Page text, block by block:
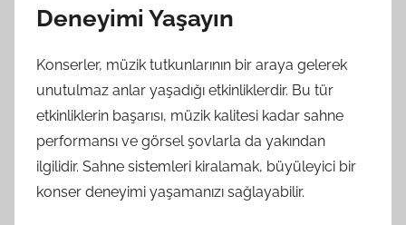
Deneyimi Yaşayın
Konserler, müzik tutkunlarının bir araya gelerek
unutulmaz anlar yaşadığı etkinliklerdir. Bu tür
etkinliklerin başarısı, müzik kalitesi kadar sahne
performansı ve görsel şovlarla da yakından
ilgilidir. Sahne sistemleri kiralamak, büyüleyici bir
konser deneyimi yaşamanızı sağlayabilir.